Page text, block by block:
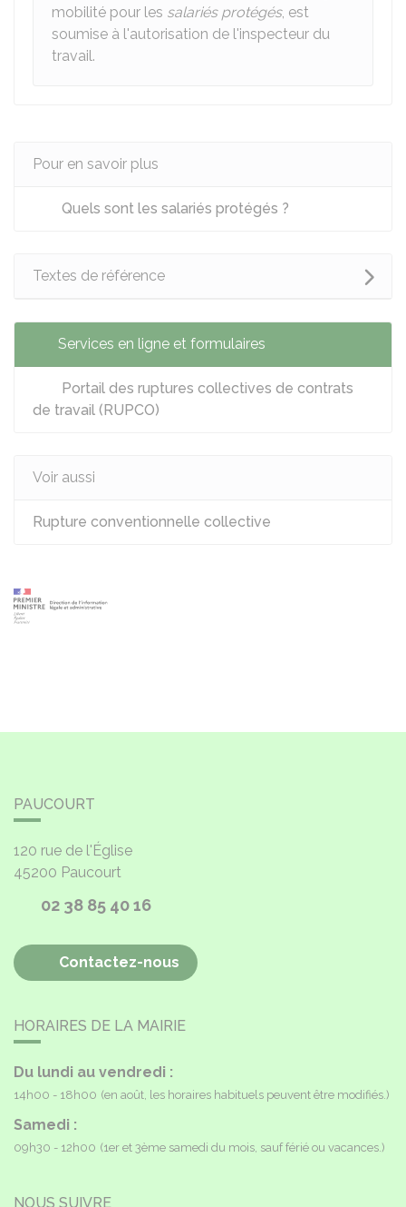
mobilité pour les salariés protégés, est
soumise à l'autorisation de l'inspecteur du
travail.
Pour en savoir plus
Quels sont les salariés protégés ?
Textes de référence
Services en ligne et formulaires
Portail des ruptures collectives de contrats
de travail (RUPCO)
Voir aussi
Rupture conventionnelle collective
PAUCOURT
120 rue de l'Église
45200 Paucourt
02 38 85 40 16
Contactez-nous
HORAIRES DE LA MAIRIE
Du lundi au vendredi :
14h00 - 18h00 (en août, les horaires habituels peuvent être modifiés.)
Samedi :
09h30 - 12h00 (1er et 3ème samedi du mois, sauf férié ou vacances.)
NOUS SUIVRE